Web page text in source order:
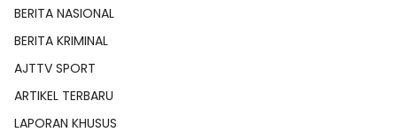
BERITA NASIONAL
BERITA KRIMINAL
AJTTV SPORT
ARTIKEL TERBARU
LAPORAN KHUSUS